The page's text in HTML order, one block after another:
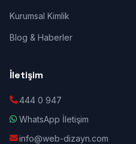
Kurumsal Kimlik
Blog & Haberler
İletişim
444 0 947
WhatsApp İletişim
info@web-dizayn.com